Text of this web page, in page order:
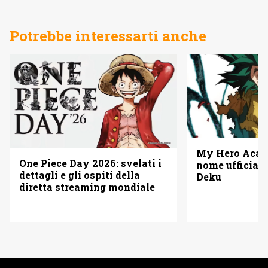
Potrebbe interessarti anche
One Piece Day 2026: svelati i
dettagli e gli ospiti della
diretta streaming mondiale
My Hero
nome
Deku